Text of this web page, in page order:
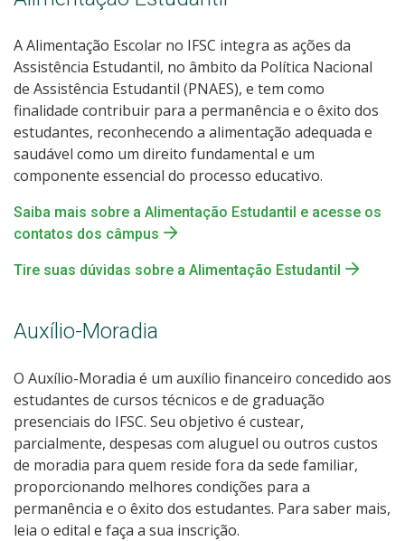
A Alimentação Escolar no IFSC integra as ações da
Assistência Estudantil, no âmbito da Política Nacional
de Assistência Estudantil (PNAES), e tem como
finalidade contribuir para a permanência e o êxito dos
estudantes, reconhecendo a alimentação adequada e
saudável como um direito fundamental e um
componente essencial do processo educativo.
Saiba mais sobre a Alimentação Estudantil e acesse os
contatos dos câmpus
Tire suas dúvidas sobre a Alimentação Estudantil
Auxílio-Moradia
O Auxílio-Moradia é um auxílio financeiro concedido aos
estudantes de cursos técnicos e de graduação
presenciais do IFSC. Seu objetivo é custear,
parcialmente, despesas com aluguel ou outros custos
de moradia para quem reside fora da sede familiar,
proporcionando melhores condições para a
permanência e o êxito dos estudantes. Para saber mais,
leia o edital e faça a sua inscrição.